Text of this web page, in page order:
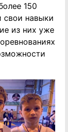
150
свои навыки
из них уже